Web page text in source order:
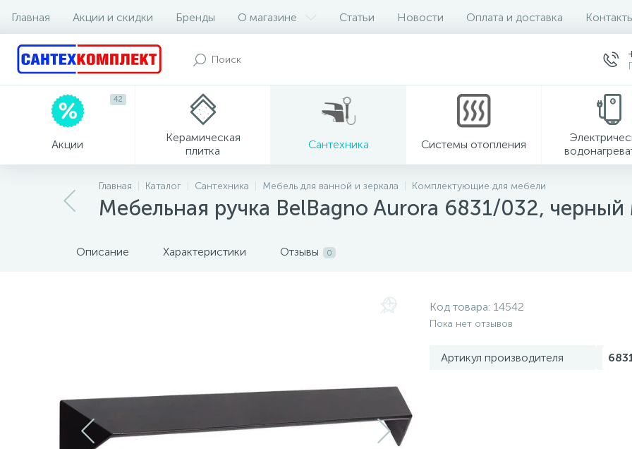
Главная Акции и скидки Бренды О магазине Статьи Новости Оплата и доставка
Акции
42
Керамическая
плитка
Сантехника Системы отопления
Главная Каталог Сантехника Мебель для ванной и зеркала Комплектующие для мебели
Мебельная ручка BelBagno Aurora 6831/032,
Описание Характеристики Отзывы 0
Код товара: 14542
Пока нет отзывов
Артикул производителя